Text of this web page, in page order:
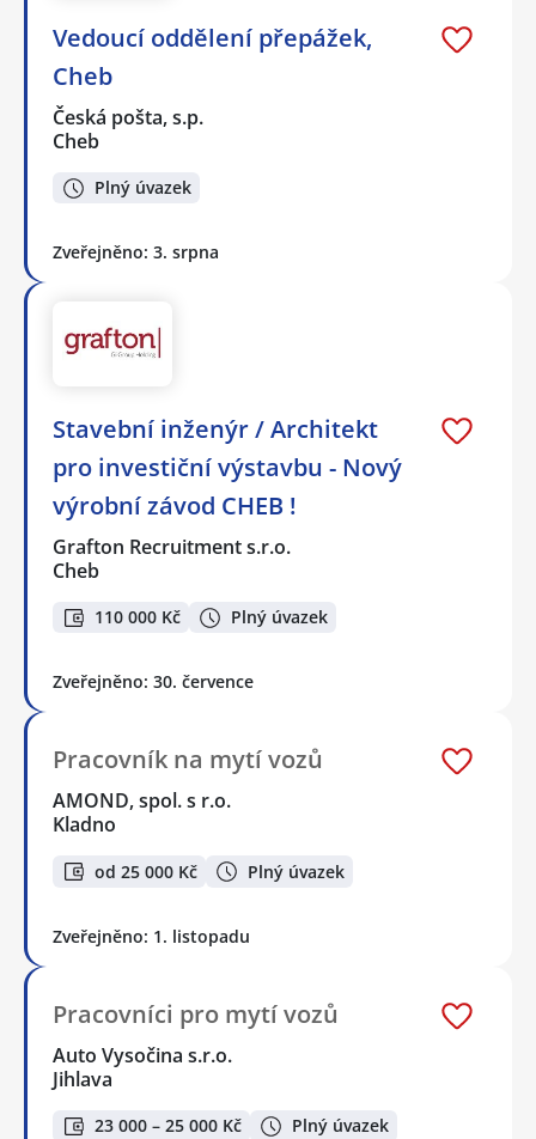
Vedoucí oddělení přepážek,
Cheb
Česká pošta, s.p.
Cheb
Plný úvazek
Zveřejněno: 3. srpna
Stavební inženýr / Architekt
pro investiční výstavbu - Nový
výrobní závod CHEB !
Grafton Recruitment s.r.o.
Cheb
110 000 Kč Plný úvazek
Zveřejněno: 30. července
Pracovník na mytí vozů
AMOND, spol. s r.o.
Kladno
od 25 000 Kč Plný úvazek
Zveřejněno: 1. listopadu
Pracovníci pro mytí vozů
Auto Vysočina s.r.o.
Jihlava
23 000 – 25 000 Kč Plný úvazek